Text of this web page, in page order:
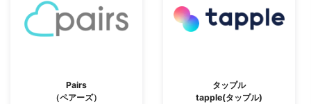
Pairs
（ペアーズ）
タップル
tapple(タップル)